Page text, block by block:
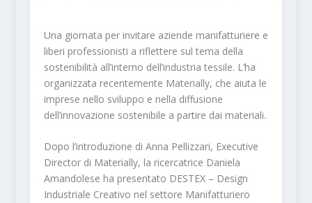
Una giornata per invitare aziende manifatturiere e
liberi professionisti a riflettere sul tema della
sostenibilità all’interno dell’industria tessile. L’ha
organizzata recentemente Materially, che aiuta le
imprese nello sviluppo e nella diffusione
dell’innovazione sostenibile a partire dai materiali.
Dopo l’introduzione di Anna Pellizzari, Executive
Director di Materially, la ricercatrice Daniela
Amandolese ha presentato DESTEX – Design
Industriale Creativo nel settore Manifatturiero